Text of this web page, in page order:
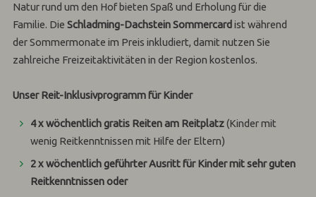
Natur rund um den Hof bieten Spaß und Erholung für die
Familie. DieSchladming-Dachstein Sommercard ist während
der Sommermonate im Preis inkludiert, damit nutzen Sie
zahlreiche Freizeitaktivitäten in der Region kostenlos.
Unser Reit-Inklusivprogramm für Kinder
4 x wöchentlich gratis Reiten am Reitplatz(Kinder mit
wenig Reitkenntnissen mit Hilfe der Eltern)
2 x wöchentlich geführter Ausritt für Kinder mit sehr guten
Reitkenntnissen oder